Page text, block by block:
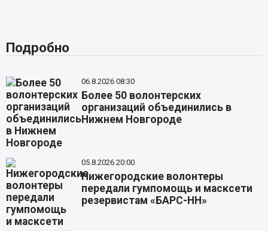
Подробно
06.8.2026 08:30
Более 50 волонтерских
организаций объединились в
Нижнем Новгороде
05.8.2026 20:00
Нижегородские волонтеры
передали гумпомощь и масксети
резервистам «БАРС-НН»